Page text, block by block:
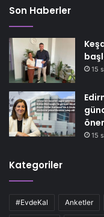
Son Haberler
15
15
Kategoriler
#EvdeKal Anketler